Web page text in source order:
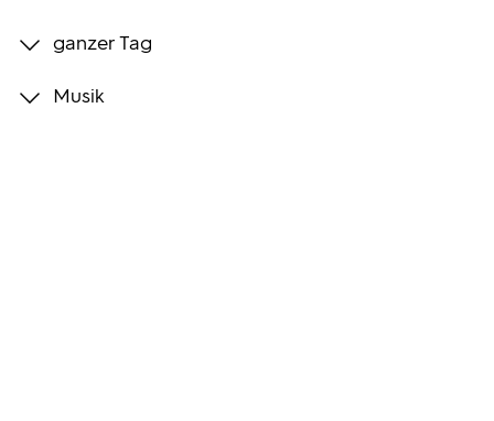
ganzer Tag
Musik